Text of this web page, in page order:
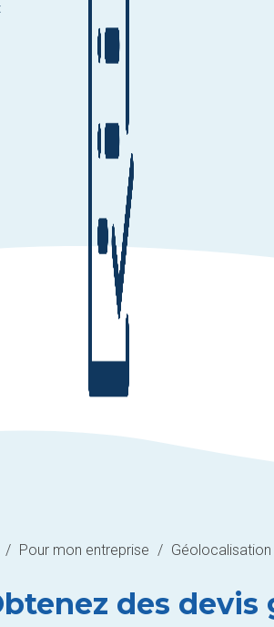
/ Pour mon entreprise / Géolocalisation
des